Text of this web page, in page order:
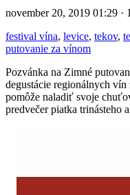
november 20, 2019 01:29 ·
festival vína, levice, tekov,
putovanie za vínom
Pozvánka na Zimné
degustácie regionálnych
pomôže naladiť svoje
predvečer piatka trinásteho